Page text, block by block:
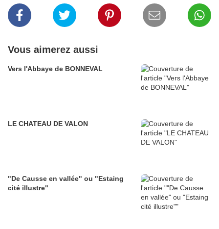
Vous aimerez aussi
Vers l'Abbaye de BONNEVAL
LE CHATEAU DE VALON
"De Causse en vallée" ou "Estaing
cité illustre"